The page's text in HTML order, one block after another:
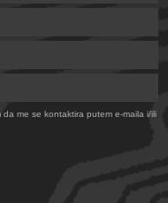
me se kontaktira putem e-maila i/ili